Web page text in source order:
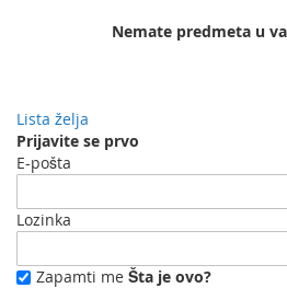
Nemate predmeta u
Lista želja
Prijavite se prvo
E-pošta
Lozinka
Zapamti me Šta je ovo?